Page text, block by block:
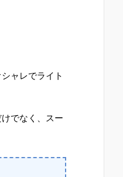
ャレでライト
でなく、スー